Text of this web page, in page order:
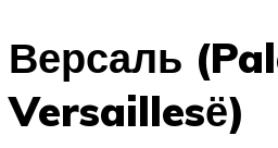
Версаль
Versaillesё)